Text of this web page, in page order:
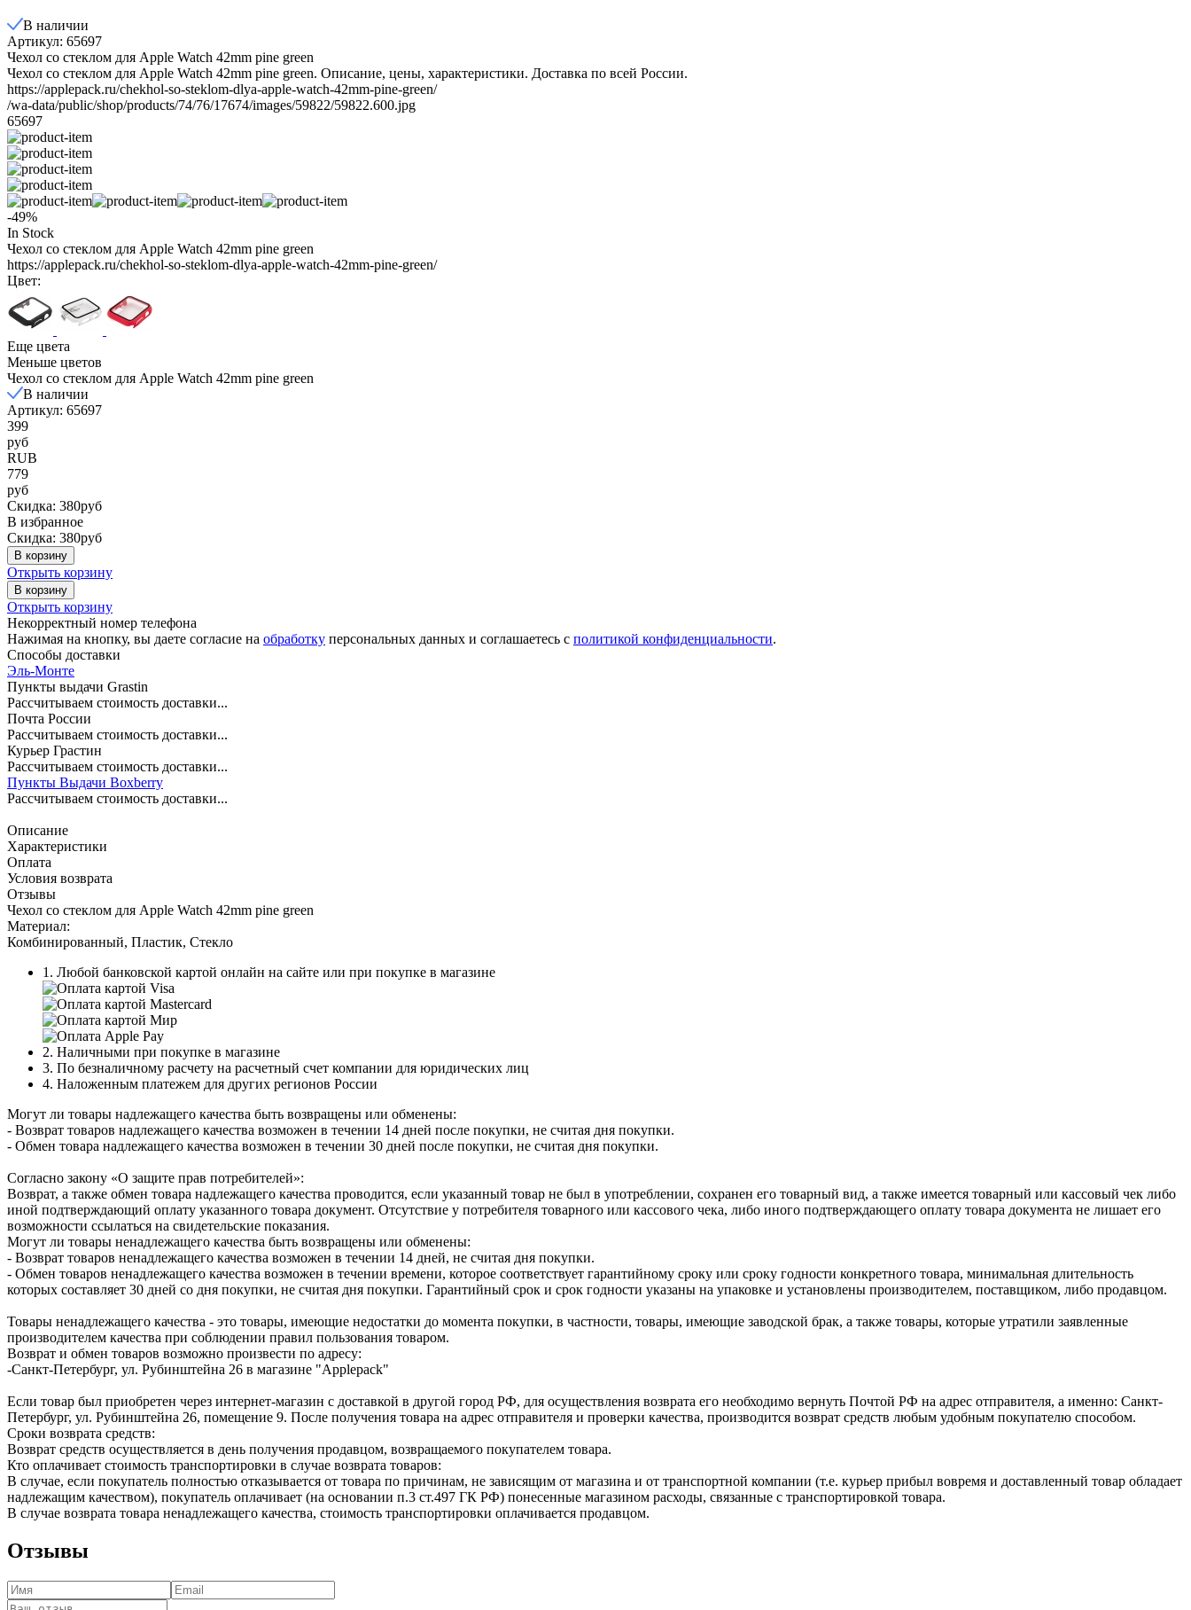
В наличии
Артикул: 65697
Чехол со стеклом для Apple Watch 42mm pine green
Чехол со стеклом для Apple Watch 42mm pine green. Описание, цены, характеристики. Доставка по всей России.
https://applepack.ru/chekhol-so-steklom-dlya-apple-watch-42mm-pine-green/
/wa-data/public/shop/products/74/76/17674/images/59822/59822.600.jpg
65697
-49%
In Stock
Чехол со стеклом для Apple Watch 42mm pine green
https://applepack.ru/chekhol-so-steklom-dlya-apple-watch-42mm-pine-green/
Цвет:
Еще цвета
Меньше цветов
Чехол со стеклом для Apple Watch 42mm pine green
В наличии
Артикул: 65697
399
руб
RUB
779
руб
Скидка: 380руб
В избранное
Скидка: 380руб
В корзину
Открыть корзину
В корзину
Открыть корзину
Некорректный номер телефона
Нажимая на кнопку, вы даете согласие на обработку персональных данных и соглашаетесь c политикой конфиденциальности.
Способы доставки
Эль-Монте
Пункты выдачи Grastin
Рассчитываем стоимость доставки...
Почта России
Рассчитываем стоимость доставки...
Курьер Грастин
Рассчитываем стоимость доставки...
Пункты Выдачи Boxberry
Рассчитываем стоимость доставки...
Описание
Характеристики
Оплата
Условия возврата
Отзывы
Чехол со стеклом для Apple Watch 42mm pine green
Материал:
Комбинированный, Пластик, Стекло
1. Любой банковской картой онлайн на сайте или при покупке в магазине
2. Наличными при покупке в магазине
3. По безналичному расчету на расчетный счет компании для юридических лиц
4. Наложенным платежем для других регионов России
Могут ли товары надлежащего качества быть возвращены или обменены:
- Возврат товаров надлежащего качества возможен в течении 14 дней после покупки, не считая дня покупки.
- Обмен товара надлежащего качества возможен в течении 30 дней после покупки, не считая дня покупки.
Согласно закону «О защите прав потребителей»:
Возврат, а также обмен товара надлежащего качества проводится, если указанный товар не был в употреблении, сохранен его товарный вид, а также имеется товарный или кассовый чек либо
иной подтверждающий оплату указанного товара документ. Отсутствие у потребителя товарного или кассового чека, либо иного подтверждающего оплату товара документа не лишает его
возможности ссылаться на свидетельские показания.
Могут ли товары ненадлежащего качества быть возвращены или обменены:
- Возврат товаров ненадлежащего качества возможен в течении 14 дней, не считая дня покупки.
- Обмен товаров ненадлежащего качества возможен в течении времени, которое соответствует гарантийному сроку или сроку годности конкретного товара, минимальная длительность
которых составляет 30 дней со дня покупки, не считая дня покупки. Гарантийный срок и срок годности указаны на упаковке и установлены производителем, поставщиком, либо продавцом.
Товары ненадлежащего качества - это товары, имеющие недостатки до момента покупки, в частности, товары, имеющие заводской брак, а также товары, которые утратили заявленные
производителем качества при соблюдении правил пользования товаром.
Возврат и обмен товаров возможно произвести по адресу:
-Санкт-Петербург, ул. Рубинштейна 26 в магазине "Applepack"
Если товар был приобретен через интернет-магазин с доставкой в другой город РФ, для осуществления возврата его необходимо вернуть Почтой РФ на адрес отправителя, а именно: Санкт-
Петербург, ул. Рубинштейна 26, помещение 9. После получения товара на адрес отправителя и проверки качества, производится возврат средств любым удобным покупателю способом.
Сроки возврата средств:
Возврат средств осуществляется в день получения продавцом, возвращаемого покупателем товара.
Кто оплачивает стоимость транспортировки в случае возврата товаров:
В случае, если покупатель полностью отказывается от товара по причинам, не зависящим от магазина и от транспортной компании (т.е. курьер прибыл вовремя и доставленный товар обладает
надлежащим качеством), покупатель оплачивает (на основании п.3 ст.497 ГК РФ) понесенные магазином расходы, связанные с транспортировкой товара.
В случае возврата товара ненадлежащего качества, стоимость транспортировки оплачивается продавцом.
Отзывы